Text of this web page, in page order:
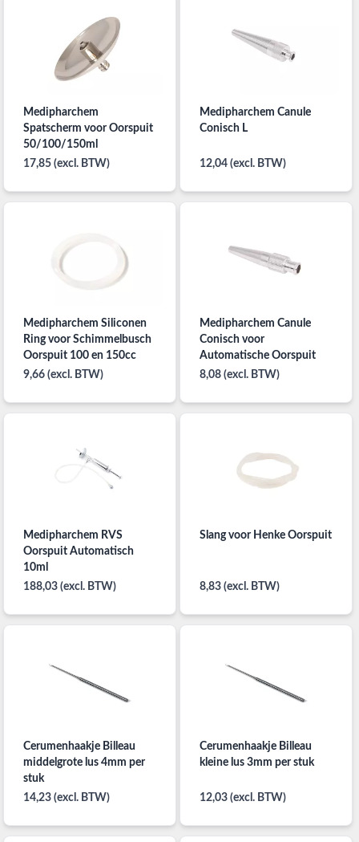
Medipharchem
Spatscherm voor Oorspuit
50/100/150ml
17,85 (excl. BTW)
Medipharchem Canule
Conisch L
12,04 (excl. BTW)
Medipharchem Siliconen
Ring voor Schimmelbusch
Oorspuit 100 en 150cc
9,66 (excl. BTW)
Medipharchem Canule
Conisch voor
Automatische Oorspuit
8,08 (excl. BTW)
Medipharchem RVS
Oorspuit Automatisch
10ml
188,03 (excl. BTW)
Slang voor Henke Oorspuit
8,83 (excl. BTW)
Cerumenhaakje Billeau
middelgrote lus 4mm per
stuk
14,23 (excl. BTW)
Cerumenhaakje Billeau
kleine lus 3mm per stuk
12,03 (excl. BTW)